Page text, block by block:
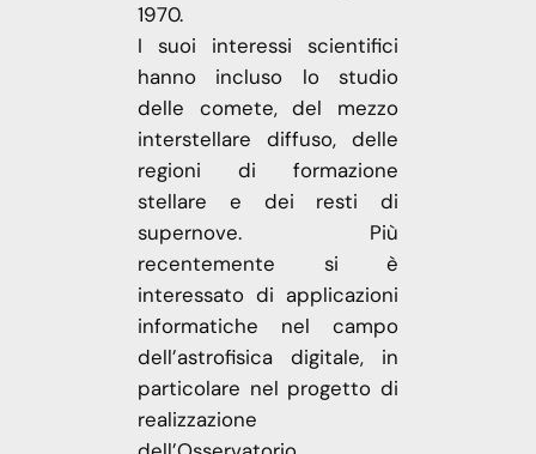
1970.
I suoi interessi scientifici
hanno incluso lo studio
delle comete, del mezzo
interstellare diffuso, delle
regioni di formazione
stellare e dei resti di
supernove. Più
recentemente si è
interessato di applicazioni
informatiche nel campo
dell’astrofisica digitale, in
particolare nel progetto di
realizzazione